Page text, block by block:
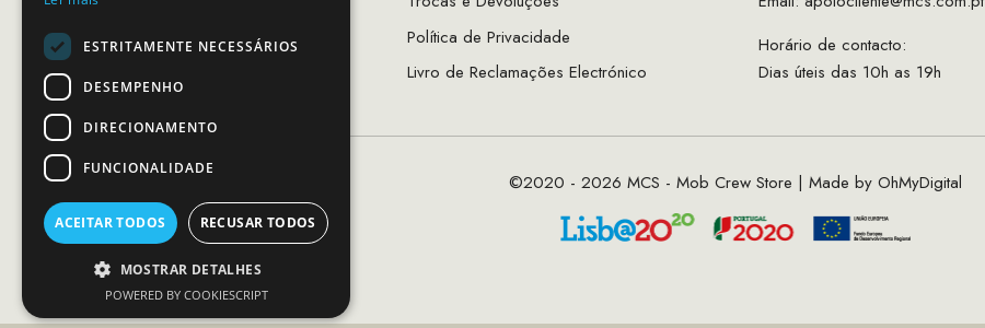
Sobre Nós
Guia de Tamanhos
Política de Privacidade
Livro de Reclamações Electrónico
Horário de contacto:
Dias úteis das 10h as 19h
©2020 - 2026 MCS - Mob Crew Store | Made by OhMyDigital
ESTRITAMENTE NECESSÁRIOS
DESEMPENHO
DIRECIONAMENTO
FUNCIONALIDADE
ACEITAR TODOS RECUSAR TODOS
MOSTRAR DETALHES
POWERED BY COOKIESCRIPT